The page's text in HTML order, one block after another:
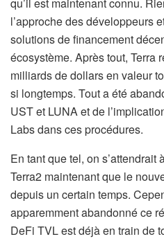
l’approche des développeurs
solutions de financement
écosystème. Après tout, Terra
milliards de dollars en valeur
si longtemps. Tout a été
UST et LUNA et de
Labs dans ces procédures.
En tant que tel, on s’attendrait
Terra2 maintenant que le
depuis un certain temps.
apparemment abandonné ce
DeFi TVL est déjà en train de